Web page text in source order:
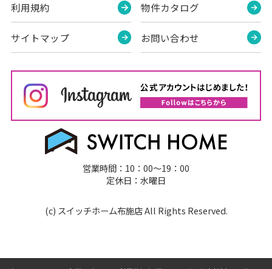
利用規約
サイトマップ
物件カタログ
お問い合わせ
営業時間：10：00～19：00
定休日：水曜日
(c) スイッチホーム布施店 All Rights Reserved.